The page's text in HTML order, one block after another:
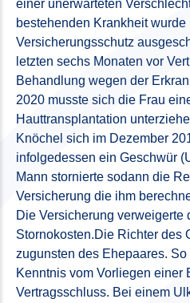
einer unerwarteten
bestehenden Krankheit
Versicherungsschutz
letzten sechs Monaten vor
Behandlung wegen der
2020 musste sich die Frau
Hauttransplantation
Knöchel sich im Dezember
infolgedessen ein Geschwür
Mann stornierte sodann die
Versicherung die ihm
Die Versicherung verweigerte
Stornokosten.Die Richter des
zugunsten des Ehepaares.
Kenntnis vom Vorliegen einer
Vertragsschluss. Bei einem